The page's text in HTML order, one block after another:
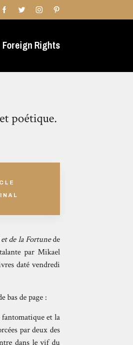
Foreign Rights
poétique.
de la Fortunede
par Mikael
daté vendredi
bas de page :
fantomatique et la
par deux des
dans le vif du